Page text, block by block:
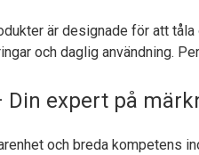
är designade för att
och daglig användning.
Din expert på
och breda kompetens